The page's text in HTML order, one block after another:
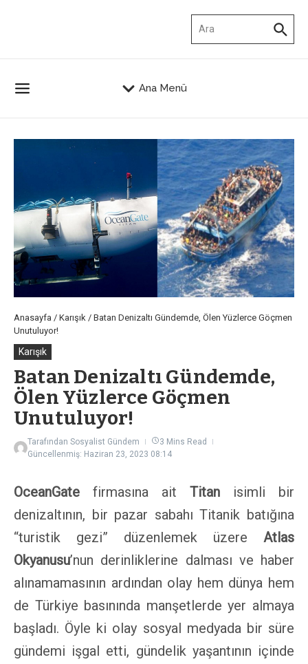
Ana Menü
Anasayfa / Karışık / Batan Denizaltı Gündemde, Ölen Yüzlerce Göçmen
Unutuluyor!
Karışık
Batan Denizaltı Gündemde,
Ölen Yüzlerce Göçmen
Unutuluyor!
Tarafından Sosyalist Gündem
3 Mins Read
Güncellenmiş: Haziran 23, 2023 08:14
OceanGate firmasına ait Titan isimli bir
denizaltının, bir pazar sabahı Titanik batığına
“turistik gezi” düzenlemek üzere Atlas
Okyanusu’nun derinliklerine dalması ve haber
alınamamasının ardından olay hem dünya hem
de Türkiye basınında manşetlerde yer almaya
başladı. Öyle ki olay sosyal medyada bir süre
gündemi işgal etti, gündelik yaşantının içinde